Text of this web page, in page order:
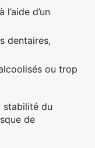
d’un
dentaires,
ou trop
stabilité du
de